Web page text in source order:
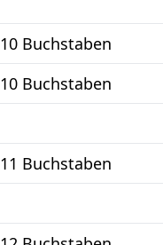
10 Buchstaben
10 Buchstaben
11 Buchstaben